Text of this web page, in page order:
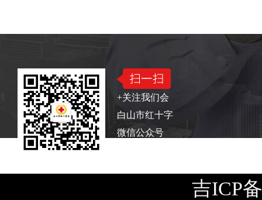
+关注我们会
白山市红十字
微信公众号
吉ICP